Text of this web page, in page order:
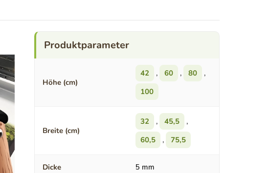
Höhe (cm)
42 , 60 , 80
,
100
Breite (cm)
32 , 45,5
,
60,5
, 75,5
Dicke 5 mm